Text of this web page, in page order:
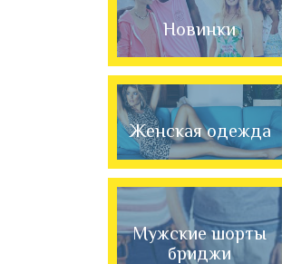
Новинки
Женская одежда
Мужские шорты
бриджи